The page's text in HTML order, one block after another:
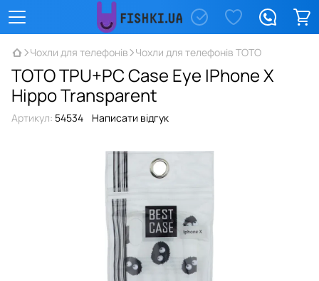
Чохли для телефонів Чохли для телефонів TOTO
TOTO TPU+PC Case Eye IPhone X
Hippo Transparent
Артикул: 54534 Написати відгук